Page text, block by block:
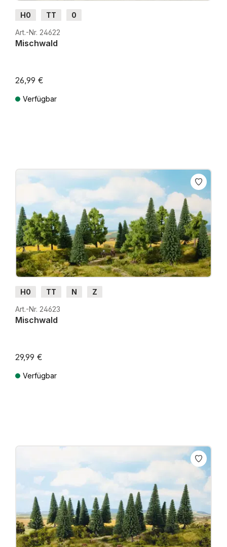
H0 TT
0
Art.-Nr. 24622
Mischwald
26,99 €
Verfügbar
H0 TT N
Z
Art.-Nr. 24623
Mischwald
29,99 €
Verfügbar